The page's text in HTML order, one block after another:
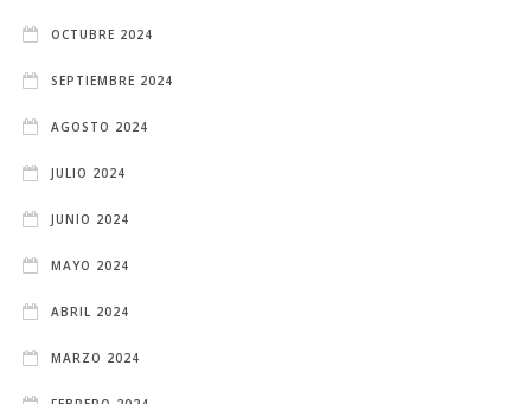
OCTUBRE 2024
SEPTIEMBRE 2024
AGOSTO 2024
JULIO 2024
JUNIO 2024
MAYO 2024
ABRIL 2024
MARZO 2024